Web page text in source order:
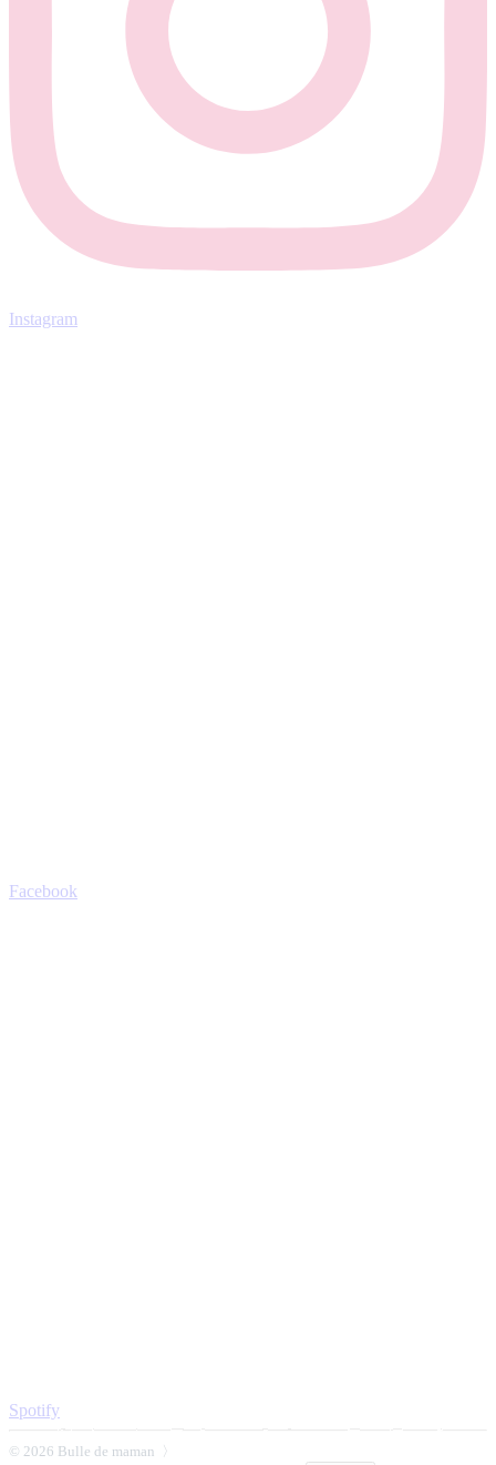
Instagram
Facebook
Spotify
© 2026 Bulle de maman 〉